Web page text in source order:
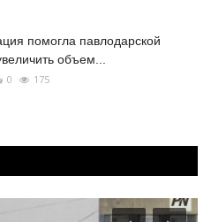
помогла павлодарской
объем...
0 175